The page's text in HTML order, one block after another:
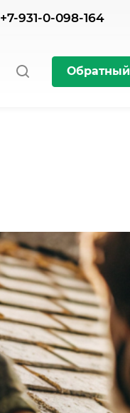
+7-931-0-098-164
Обратный